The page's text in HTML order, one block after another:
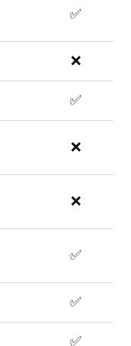
✅
❌
✅
❌
❌
✅
✅
✅